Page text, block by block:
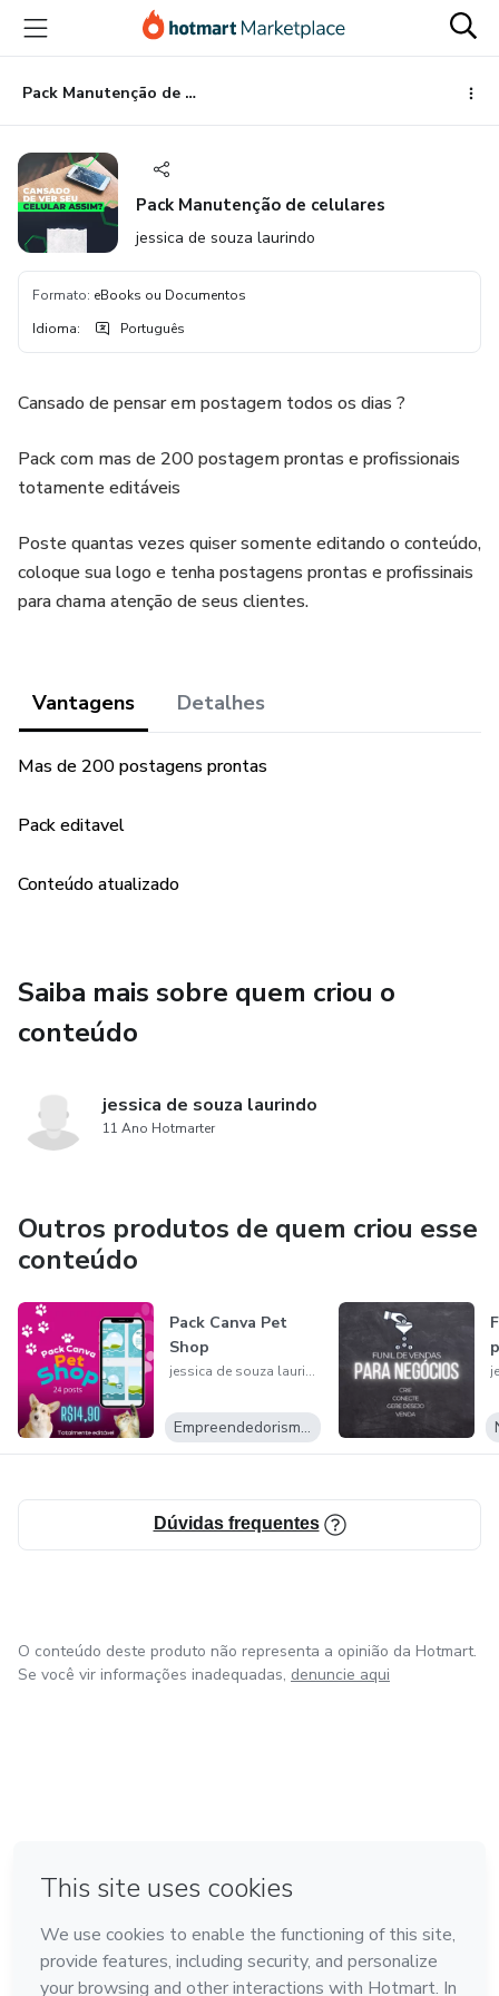
para
conteúdo
principal
para
pagamento
para
rodapé
Pack Manutenção de celulares
Pack Manutenção de celulares
jessica de souza laurindo
Formato: eBooks ou Documentos
Idioma: Português
Cansado de pensar em postagem todos os dias ?
Pack com mas de 200 postagem prontas e profissionais
totamente editáveis
Poste quantas vezes quiser somente editando o conteúdo,
coloque sua logo e tenha postagens prontas e profissinais
para chama atenção de seus clientes.
Vantagens Detalhes
Mas de 200 postagens prontas
Pack editavel
Conteúdo atualizado
Saiba mais sobre quem criou o
conteúdo
jessica de souza laurindo
11 Ano Hotmarter
Outros produtos de quem criou esse
conteúdo
Pack Canva Pet
Shop
jessica de souza laurindo
Empreendedorismo Digital
Dúvidas frequentes
O conteúdo deste produto não representa a opinião da Hotmart.
Se você vir informações inadequadas, denuncie aqui
Feito com ❤ na Cidade do México